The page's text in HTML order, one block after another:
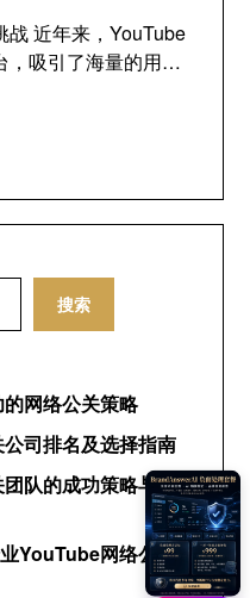
战 近年来，YouTube
，吸引了海量的用…
搜索
网络公关策略
司排名及选择指南
队的成功策略与运营
YouTube网络公关公